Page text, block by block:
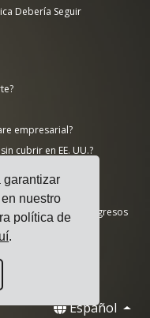
garantizar
nuestro
política de
.
Debería Seguir
empresarial?
cubrir en EE. UU.?
del mundo por ingresos
en la nube (2025)
Español